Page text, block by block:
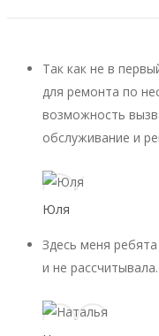
Так как не в
для ремонта по
возможность
обслуживание и
Юля
Здесь меня
и не